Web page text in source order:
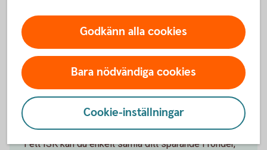
Investeringssparkonto (ISK)
I ett ISK kan du enkelt samla ditt sparande i fonder,
Godkänn alla cookies
Bara nödvändiga cookies
Cookie-inställningar